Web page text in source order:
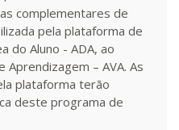
Matricular
R$ 1.487,06
Matricular
complementares de
pela plataforma de
do Aluno - ADA, ao
– AVA. As
plataforma terão
deste programa de